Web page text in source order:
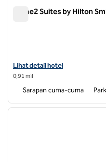
Home2 Suites by Hilton
Lihat detail hotel untuk
Lihat detail hotel
0,91 mil
Sarapan cuma-cuma
1 dari 12